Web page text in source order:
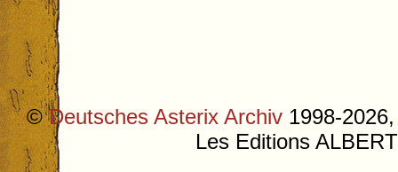
©Deutsches Asterix Archiv 1998-
Les Editions